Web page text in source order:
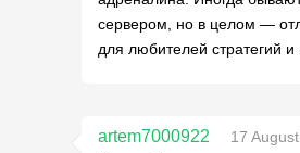
сервером, но в целом —
для любителей стратегий и
artem7000922
17